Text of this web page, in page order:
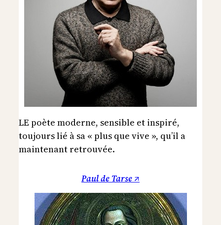
LE poète moderne, sensible et inspiré,
toujours lié à sa « plus que vive », qu’il a
maintenant retrouvée.
Paul de Tarse ↗